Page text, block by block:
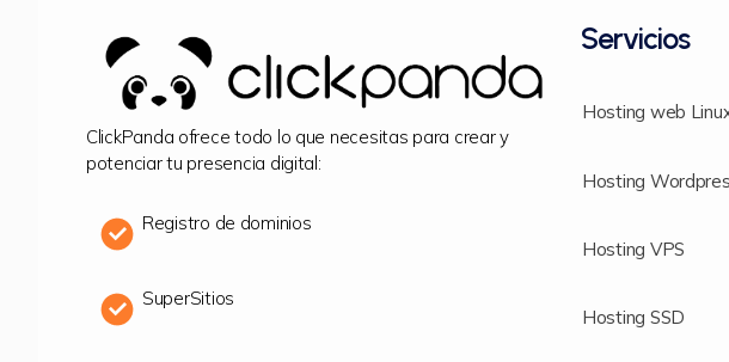
ClickPanda ofrece todo lo que necesitas para crear y
potenciar tu presencia digital:
Registro de dominios
SuperSitios
Servicios
Hosting web
Hosting
Hosting VPS
Hosting SSD